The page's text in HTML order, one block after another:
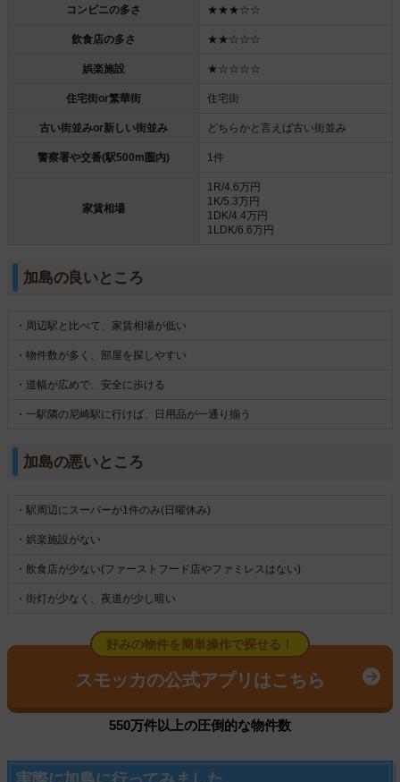
コンビニの多さ ★★★☆☆
飲食店の多さ ★★☆☆☆
娯楽施設 ★☆☆☆☆
住宅街or繁華街 住宅街
古い街並みor新しい街並み どちらかと言えば古い街並み
警察署や交番(駅500m圏内) 1件
家賃相場
1R/4.6万円
1K/5.3万円
1DK/4.4万円
1LDK/6.6万円
加島の良いところ
・周辺駅と比べて、家賃相場が低い
・物件数が多く、部屋を探しやすい
・道幅が広めで、安全に歩ける
・一駅隣の尼崎駅に行けば、日用品が一通り揃う
加島の悪いところ
・駅周辺にスーパーが1件のみ(日曜休み)
・娯楽施設がない
・飲食店が少ない(ファーストフード店やファミレスはない)
・街灯が少なく、夜道が少し暗い
好みの物件を簡単操作で探せる！
スモッカの公式アプリはこちら
550万件以上の圧倒的な物件数